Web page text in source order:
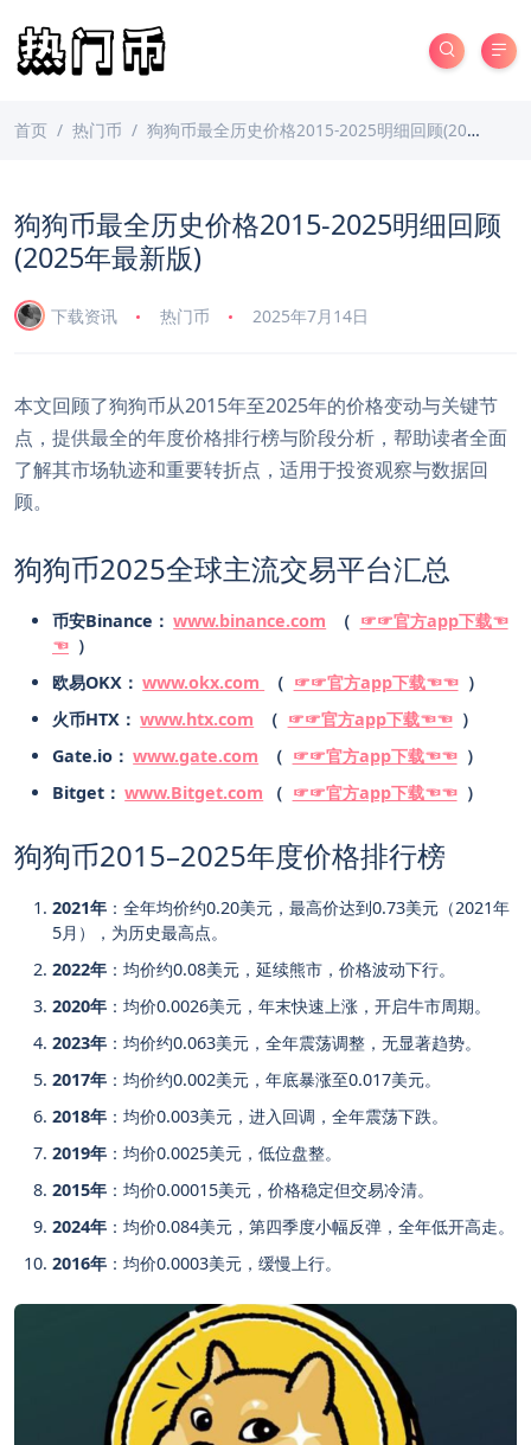
首页 热门币 狗狗币最全历史价格2015-2025明细回顾(2025年最新版)
狗狗币最全历史价格2015-2025明细回顾
(2025年最新版)
下载资讯 热门币 2025年7月14日
本文回顾了狗狗币从2015年至2025年的价格变动与关键节
点，提供最全的年度价格排行榜与阶段分析，帮助读者全面
了解其市场轨迹和重要转折点，适用于投资观察与数据回
顾。
狗狗币2025全球主流交易平台汇总
币安Binance： www.binance.com （ ☞☞官方app下载☜
☜ ）
欧易OKX： www.okx.com （ ☞☞官方app下载☜☜ ）
火币HTX： www.htx.com （ ☞☞官方app下载☜☜ ）
Gate.io： www.gate.com （ ☞☞官方app下载☜☜ ）
Bitget： www.Bitget.com （ ☞☞官方app下载☜☜ ）
狗狗币2015–2025年度价格排行榜
2021年 ：全年均价约0.20美元，最高价达到0.73美元（2021年
5月），为历史最高点。
2022年 ：均价约0.08美元，延续熊市，价格波动下行。
2020年 ：均价0.0026美元，年末快速上涨，开启牛市周期。
2023年 ：均价约0.063美元，全年震荡调整，无显著趋势。
2017年 ：均价约0.002美元，年底暴涨至0.017美元。
2018年 ：均价0.003美元，进入回调，全年震荡下跌。
2019年 ：均价0.0025美元，低位盘整。
2015年 ：均价0.00015美元，价格稳定但交易冷清。
2024年 ：均价0.084美元，第四季度小幅反弹，全年低开高走。
2016年 ：均价0.0003美元，缓慢上行。